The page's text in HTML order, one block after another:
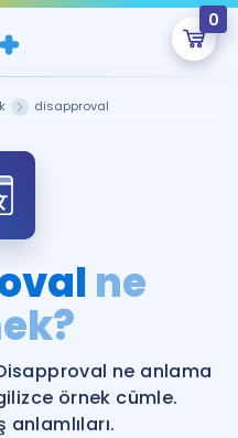
0
Boş.
onlarca eğitim seni
Gramer
disapproval
ne
ne anlama
örnek cümle.